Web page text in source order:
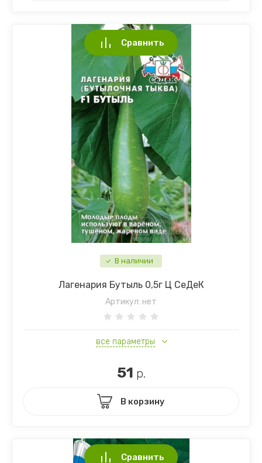
В наличии
Лагенария Бутыль 0,5г Ц СеДеК
Артикул: нет
все параметры
Сравнить
51 р.
В корзину
Сравнить